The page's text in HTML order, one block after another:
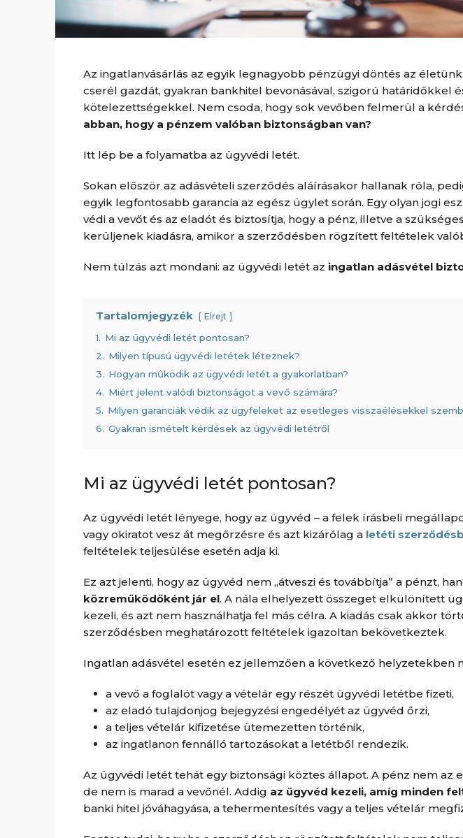
Az ingatlanvásárlás az egyik legnagyobb pénzügyi döntés az
cserél gazdát, gyakran bankhitel bevonásával, szigorú határidőkkel
kötelezettségekkel. Nem csoda, hogy sok vevőben felmerül a
abban, hogy a pénzem valóban biztonságban van?
Itt lép be a folyamatba az ügyvédi letét.
Sokan először az adásvételi szerződés aláírásakor hallanak róla,
egyik legfontosabb garancia az egész ügylet során. Egy olyan jogi
védi a vevőt és az eladót és biztosítja, hogy a pénz, illetve a
kerüljenek kiadásra, amikor a szerződésben rögzített feltételek
Nem túlzás azt mondani: az ügyvédi letét az ingatlan adásvétel
Tartalomjegyzék Elrejt
1. Mi az ügyvédi letét pontosan?
2. Milyen típusú ügyvédi letétek léteznek?
3. Hogyan működik az ügyvédi letét a gyakorlatban?
4. Miért jelent valódi biztonságot a vevő számára?
5. Milyen garanciák védik az ügyfeleket az esetleges visszaélésekkel
6. Gyakran ismételt kérdések az ügyvédi letétről
Mi az ügyvédi letét pontosan?
Az ügyvédi letét lényege, hogy az ügyvéd – a felek írásbeli
vagy okiratot vesz át megőrzésre és azt kizárólag a letéti
feltételek teljesülése esetén adja ki.
Ez azt jelenti, hogy az ügyvéd nem „átveszi és továbbítja” a pénzt,
közreműködőként jár el. A nála elhelyezett összeget elkülönített
kezeli, és azt nem használhatja fel más célra. A kiadás csak akkor
szerződésben meghatározott feltételek igazoltan bekövetkeztek.
Ingatlan adásvétel esetén ez jellemzően a következő helyzetekben
a vevő a foglalót vagy a vételár egy részét ügyvédi letétbe fizeti,
az eladó tulajdonjog bejegyzési engedélyét az ügyvéd őrzi,
a teljes vételár kifizetése ütemezetten történik,
az ingatlanon fennálló tartozásokat a letétből rendezik.
Az ügyvédi letét tehát egy biztonsági köztes állapot. A pénz nem az
de nem is marad a vevőnél. Addig az ügyvéd kezeli, amíg minden
banki hitel jóváhagyása, a tehermentesítés vagy a teljes vételár